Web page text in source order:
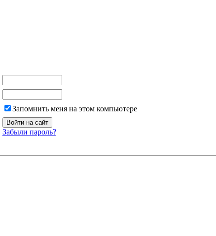
Запомнить меня на этом компьютере
Забыли пароль?